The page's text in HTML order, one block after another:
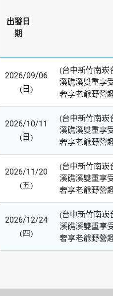
出發日
期
2026/09/06
(日)
(台中新竹南崁
溪礁溪雙重享
奢享老爺野營
2026/10/11
(日)
(台中新竹南崁
溪礁溪雙重享
奢享老爺野營
2026/11/20
(五)
(台中新竹南崁
溪礁溪雙重享
奢享老爺野營
2026/12/24
(四)
(台中新竹南崁
溪礁溪雙重享
奢享老爺野營